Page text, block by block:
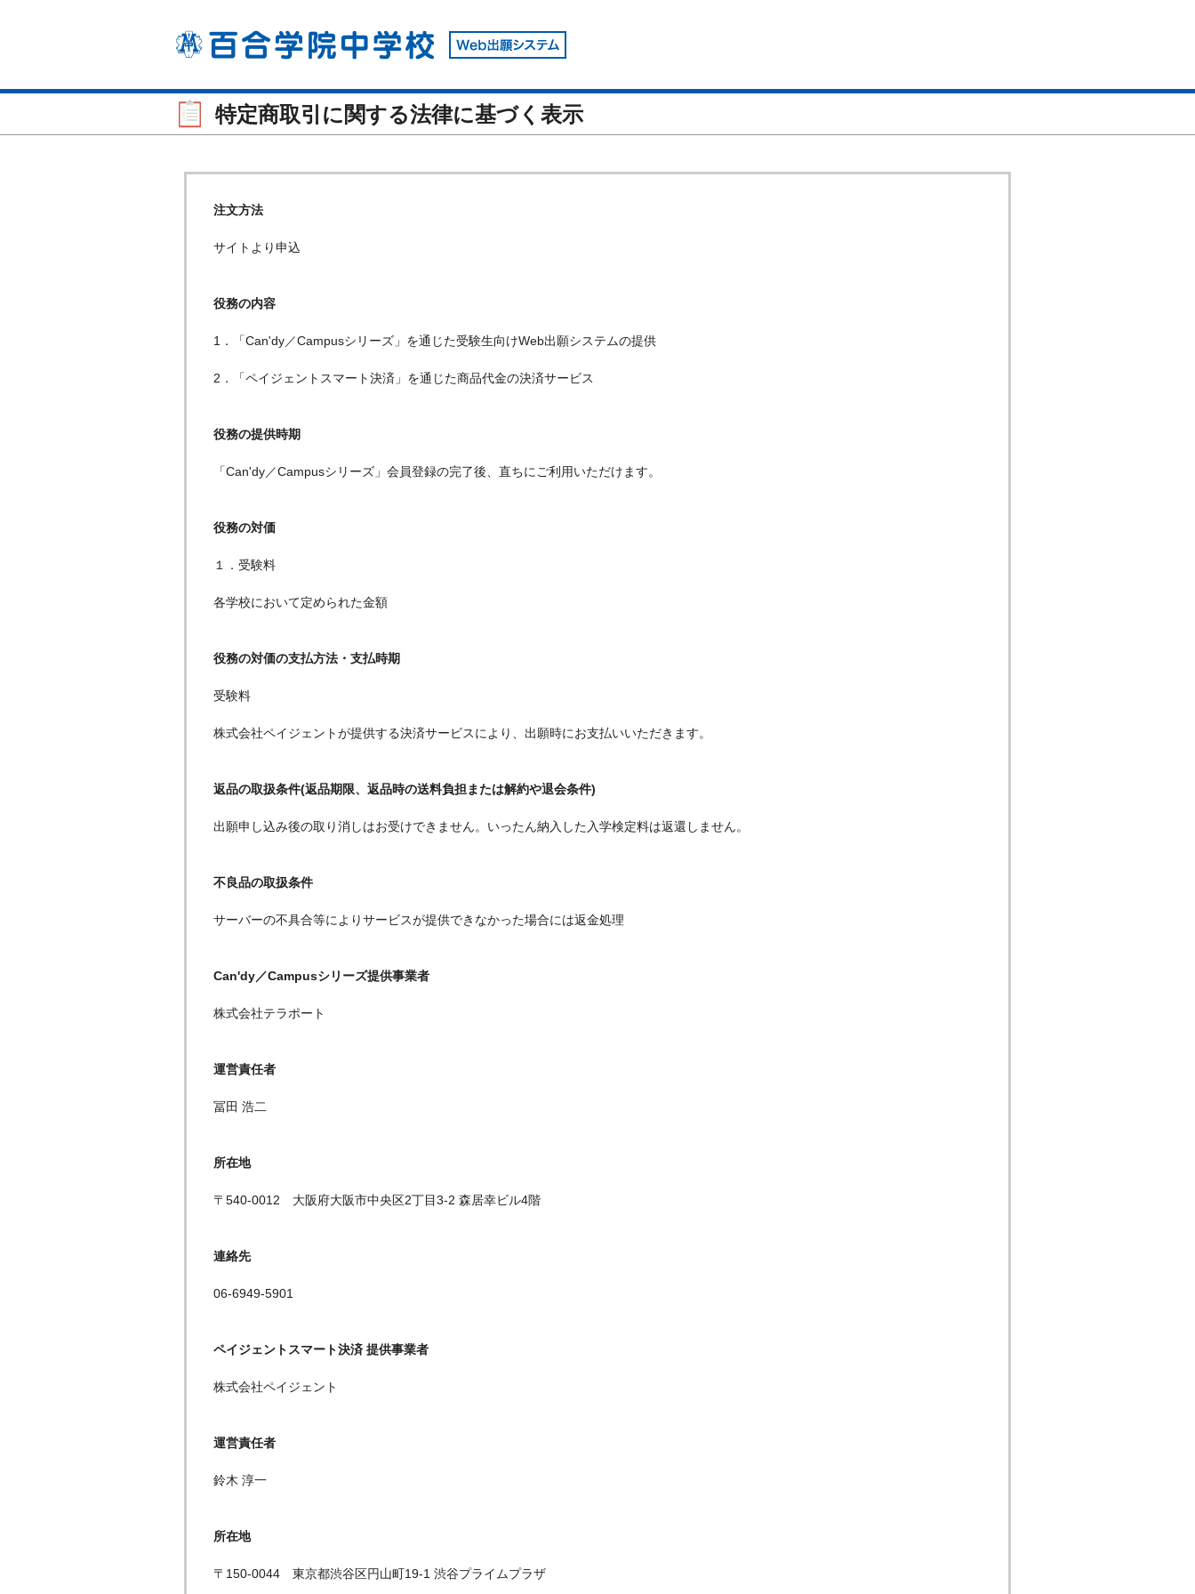
特定商取引に関する法律に基づく表示
注文方法
サイトより申込
役務の内容
1．「Can'dy／Campusシリーズ」を通じた受験生向けWeb出願システムの提供
2．「ペイジェントスマート決済」を通じた商品代金の決済サービス
役務の提供時期
「Can'dy／Campusシリーズ」会員登録の完了後、直ちにご利用いただけます。
役務の対価
１．受験料
各学校において定められた金額
役務の対価の支払方法・支払時期
受験料
株式会社ペイジェントが提供する決済サービスにより、出願時にお支払いいただきます。
返品の取扱条件(返品期限、返品時の送料負担または解約や退会条件)
出願申し込み後の取り消しはお受けできません。いったん納入した入学検定料は返還しません。
不良品の取扱条件
サーバーの不具合等によりサービスが提供できなかった場合には返金処理
Can'dy／Campusシリーズ提供事業者
株式会社テラポート
運営責任者
冨田 浩二
所在地
〒540-0012 大阪府大阪市中央区2丁目3-2 森居幸ビル4階
連絡先
06-6949-5901
ペイジェントスマート決済 提供事業者
株式会社ペイジェント
運営責任者
鈴木 淳一
所在地
〒150-0044 東京都渋谷区円山町19-1 渋谷プライムプラザ